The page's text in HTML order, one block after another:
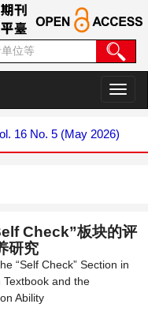
切
换
航
16 No. 5 (May 2026)
Check”板块的评
研究
“Self Check” Section in
and the
Ability